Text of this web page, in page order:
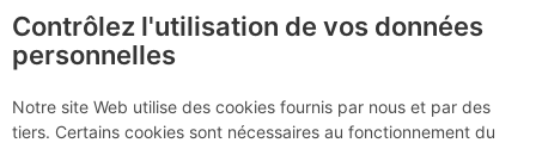
广西
Contrôlez l'utilisation de vos données
personnelles
Notre site Web utilise des cookies fournis par nous et par des
tiers. Certains cookies sont nécessaires au fonctionnement du